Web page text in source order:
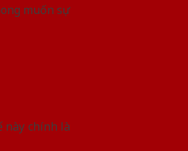
muốn sự
này chính là